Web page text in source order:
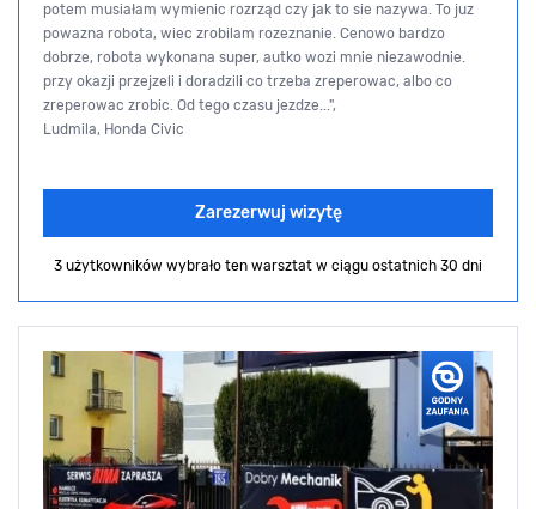
potem musiałam wymienic rozrząd czy jak to sie nazywa. To juz
powazna robota, wiec zrobilam rozeznanie. Cenowo bardzo
dobrze, robota wykonana super, autko wozi mnie niezawodnie.
przy okazji przejzeli i doradzili co trzeba zreperowac, albo co
zreperowac zrobic. Od tego czasu jezdze...",
Ludmila, Honda Civic
Zarezerwuj wizytę
3 użytkowników wybrało ten warsztat w ciągu ostatnich 30 dni